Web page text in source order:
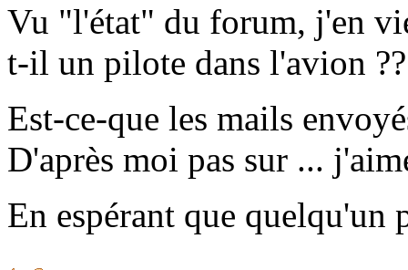
Vu "l'état" du forum, j'en
t-il un pilote dans l'avion
Est-ce-que les mails
D'après moi pas sur ...
En espérant que